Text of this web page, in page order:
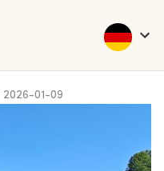
2026-01-09